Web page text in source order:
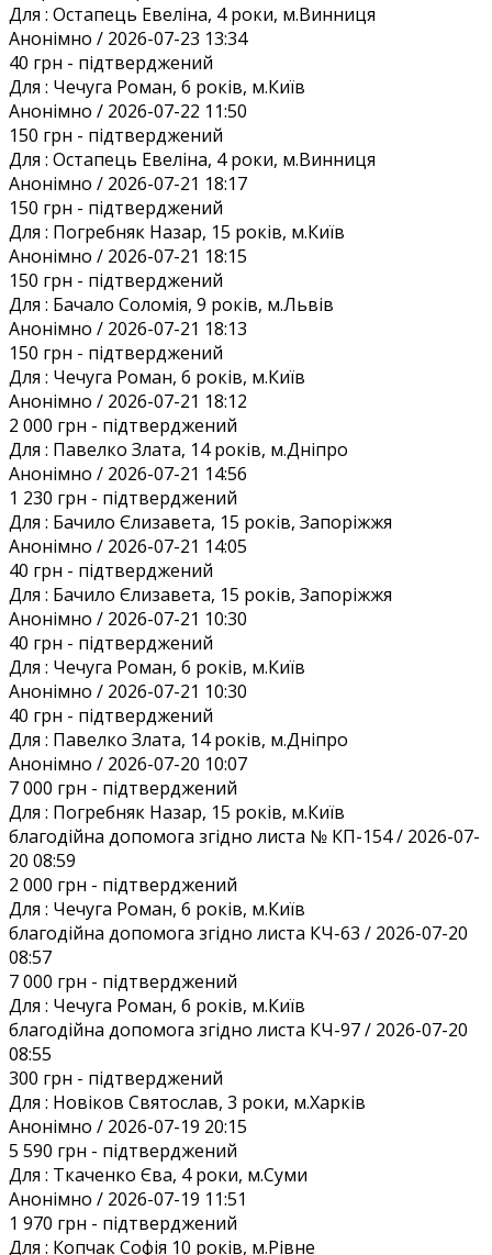
Для : Остапець Евеліна, 4 роки, м.Винниця
Анонiмно / 2026-07-23 13:34
40 грн - підтверджений
Для : Чечуга Роман, 6 років, м.Київ
Анонiмно / 2026-07-22 11:50
150 грн - підтверджений
Для : Остапець Евеліна, 4 роки, м.Винниця
Анонiмно / 2026-07-21 18:17
150 грн - підтверджений
Для : Погребняк Назар, 15 років, м.Київ
Анонiмно / 2026-07-21 18:15
150 грн - підтверджений
Для : Бачало Соломія, 9 років, м.Львів
Анонiмно / 2026-07-21 18:13
150 грн - підтверджений
Для : Чечуга Роман, 6 років, м.Київ
Анонiмно / 2026-07-21 18:12
2 000 грн - підтверджений
Для : Павелко Злата, 14 років, м.Дніпро
Анонiмно / 2026-07-21 14:56
1 230 грн - підтверджений
Для : Бачило Єлизавета, 15 років, Запоріжжя
Анонiмно / 2026-07-21 14:05
40 грн - підтверджений
Для : Бачило Єлизавета, 15 років, Запоріжжя
Анонiмно / 2026-07-21 10:30
40 грн - підтверджений
Для : Чечуга Роман, 6 років, м.Київ
Анонiмно / 2026-07-21 10:30
40 грн - підтверджений
Для : Павелко Злата, 14 років, м.Дніпро
Анонiмно / 2026-07-20 10:07
7 000 грн - підтверджений
Для : Погребняк Назар, 15 років, м.Київ
благодійна допомога згідно листа № КП-154 / 2026-07-
20 08:59
2 000 грн - підтверджений
Для : Чечуга Роман, 6 років, м.Київ
благодійна допомога згідно листа КЧ-63 / 2026-07-20
08:57
7 000 грн - підтверджений
Для : Чечуга Роман, 6 років, м.Київ
благодійна допомога згідно листа КЧ-97 / 2026-07-20
08:55
300 грн - підтверджений
Для : Новіков Святослав, 3 роки, м.Харків
Анонiмно / 2026-07-19 20:15
5 590 грн - підтверджений
Для : Ткаченко Єва, 4 роки, м.Суми
Анонiмно / 2026-07-19 11:51
1 970 грн - підтверджений
Для : Копчак Софія 10 років, м.Рівне